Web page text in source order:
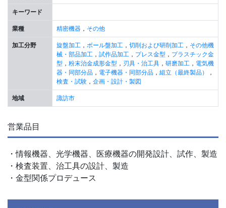
キーワード
業種 精密機器， その他
加工分野 旋盤加工， ボール盤加工， 切削および研削加工， その他機
械・部品加工， 試作品加工， プレス金型 ， プラスチック金
型 ， 粉末治金成形金型 ， 刃具・治工具， 研磨加工， 電気機
器・同部分品， 電子機器・同部分品， 組立（最終製品）
，
検査・試験， 企画・設計・製図
地域 諏訪市
営業品目
・情報機器、光学機器、医療機器の開発設計、試作、製造
・検査装置、治工具の設計、製造
・金型関係プロデュース